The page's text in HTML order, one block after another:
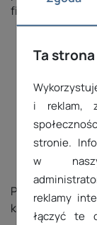
firmy.
Przykładowo,
każdym użyciu
Ta
i reklam,
stronie.
w
reklamy
łączyć te